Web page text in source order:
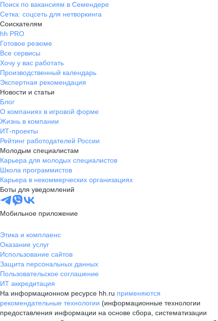
Поиск по вакансиям в Семендере
Сетка: соцсеть для нетворкинга
Соискателям
hh PRO
Готовое резюме
Все сервисы
Хочу у вас работать
Производственный календарь
Экспертная рекомендация
Новости и статьи
Блог
О компаниях в игровой форме
Жизнь в компании
ИТ-проекты
Рейтинг работодателей России
Молодым специалистам
Карьера для молодых специалистов
Школа программистов
Карьера в некоммерческих организациях
Боты для уведомлений
Мобильное приложение
Этика и комплаенс
Оказание услуг
Использование сайтов
Защита персональных данных
Пользовательское соглашение
ИТ аккредитация
На информационном ресурсе hh.ru применяются
рекомендательные технологии (информационные технологии
предоставления информации на основе сбора, систематизации